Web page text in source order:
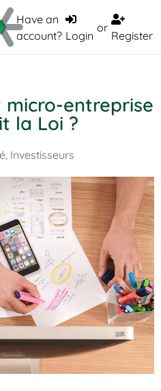
Have an
account? Login
or
Register
entreprise
la Loi ?
, Investisseurs